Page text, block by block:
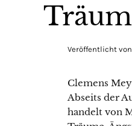
Veröffentlicht von
Clemens
Abseits der
handelt von